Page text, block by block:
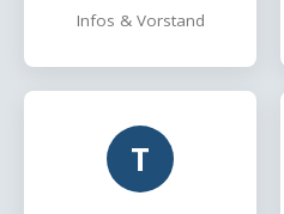
Infos & Vorstand
T